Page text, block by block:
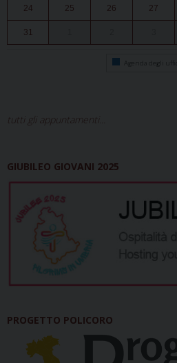
24 25 26 27
31
Agenda degli uffici
tutti gli appuntamenti...
GIUBILEO GIOVANI 2025
PROGETTO POLICORO